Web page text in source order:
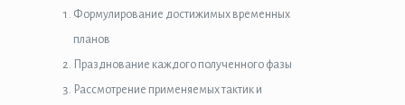
Формулирование достижимых временных
планов
Празднование каждого полученного фазы
Рассмотрение применяемых тактик и